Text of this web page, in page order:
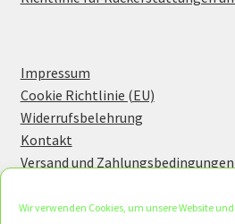
Wir verwenden Cookies, um unsere Website
Impressum
Cookie Richtlinie (EU)
Widerrufsbelehrung
Kontakt
Versand und Zahlungsbedingungen